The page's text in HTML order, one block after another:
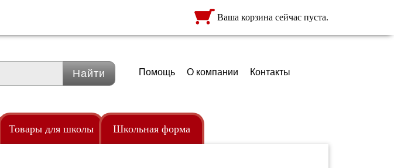
Ваша корзина сейчас пуста.
Помощь О компании Контакты
Товары для школы Школьная форма